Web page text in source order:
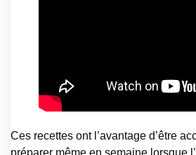
Ces recettes ont l’avantage d’être
préparer même en semaine lorsque